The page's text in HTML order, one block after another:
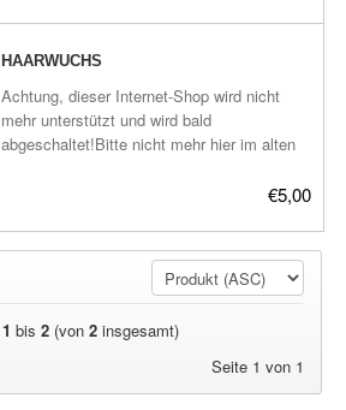
city.de/plasma/shop.htmldestilliertes
informiertes Wasser.Inhalt 50mlgenauere
HAARWUCHS
Achtung, dieser Internet-Shop wird nicht
mehr unterstützt und wird bald
abgeschaltet!Bitte nicht mehr hier im alten
zu den neuen Plasma-Shops befinden sich
city.de/plasma/shop.html destilliertes
informiertes Wasser.Inhalt 50mlgenauere
€5,00
1 bis 2 (von 2 insgesamt)
Seite 1 von 1